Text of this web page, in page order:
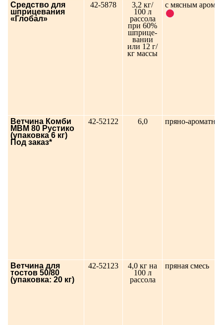
Средство для
шприцевания
«Глобал»
42-5878
3,2 кг/
100 л
рассола
при 60%
шприце-
вании
или 12 г/
кг массы
с мясным
Ветчина Комби
МВМ 80 Рустико
(упаковка 6 кг)
Под заказ*
42-52122 6,0 пряно-
Ветчина для
тостов 50/80
(упаковка: 20 кг)
42-52123
4,0 кг на
100 л
рассола
пряная смесь